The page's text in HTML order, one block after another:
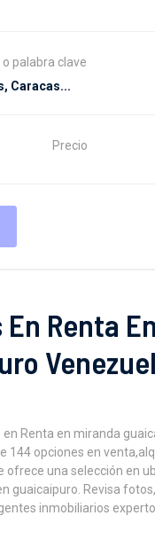
o palabra clave
Precio
En Renta
en Renta en miranda
144 opciones en
ofrece una selección en
guaicaipuro. Revisa
inmobiliarios